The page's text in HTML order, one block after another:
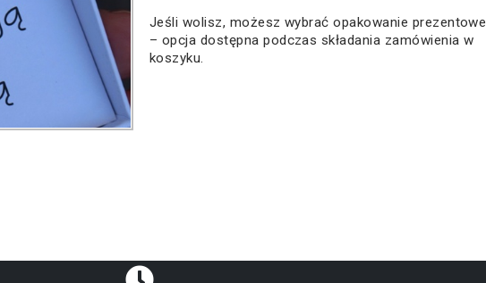
Jeśli wolisz, możesz wybrać opakowanie prezentowe
– opcja dostępna podczas składania zamówienia w
koszyku.